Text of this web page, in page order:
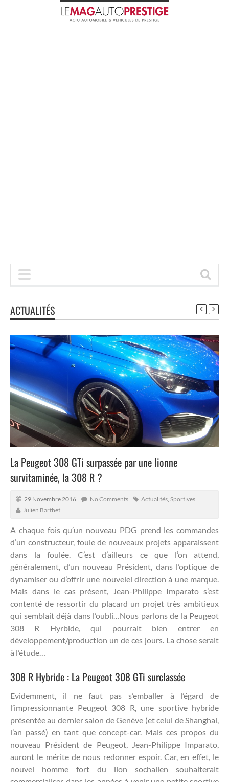
ACTUALITÉS
La Peugeot 308 GTi surpassée par une lionne
survitaminée, la 308 R ?
29 Novembre 2016 No Comments Actualités Sportives
Julien Barthet
A chaque fois qu’un nouveau PDG prend les commandes
d’un constructeur, foule de nouveaux projets apparaissent
dans la foulée. C’est d’ailleurs ce que l’on attend,
généralement, d’un nouveau Président, dans l’optique de
dynamiser ou d’offrir une nouvelel direction à une marque.
Mais dans le cas présent, Jean-Philippe Imparato s’est
contenté de ressortir du placard un projet très ambitieux
qui semblait déjà dans l’oubli…Nous parlons de la Peugeot
308 R Hyrbide, qui pourrait bien entrer en
développement/production un de ces jours. La chose serait
à l’étude…
308 R Hybride : La Peugeot 308 GTi surclassée
Evidemment, il ne faut pas s’emballer à l’égard de
l’impressionnante Peugeot 308 R, une sportive hybride
présentée au dernier salon de Genève (et celui de Shanghai,
l’an passé) en tant que concept-car. Mais ces propos du
nouveau Président de Peugeot, Jean-Philippe Imparato,
auront le mérite de nous redonner espoir. Car, en effet, le
nouvel homme fort du lion sochalien souhaiterait